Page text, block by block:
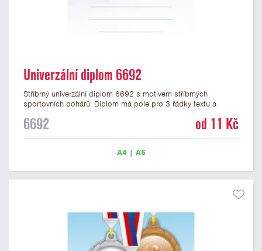
Univerzální diplom 6692
Stříbrný univerzální diplom 6692 s motivem stříbrných
sportovních pohárů. Diplom má pole pro 3 řádky textu a
formátu A4 a A5. Tento univerzální diplom je vhodný pro
motivem pohárů má gramáž 250 g/m2.
6692 od 11 Kč
A4| A5